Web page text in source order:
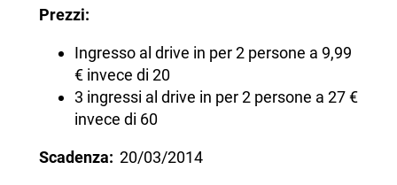
Prezzi:
Ingresso al drive in per 2 persone a 9,99
€ invece di 20
3 ingressi al drive in per 2 persone a 27 €
invece di 60
Scadenza: 20/03/2014